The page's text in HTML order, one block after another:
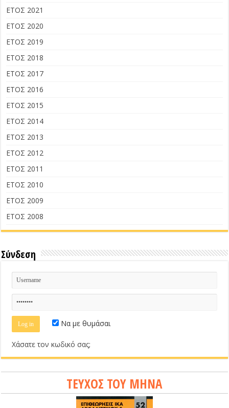
ΕΤΟΣ 2021
ΕΤΟΣ 2020
ΕΤΟΣ 2019
ΕΤΟΣ 2018
ΕΤΟΣ 2017
ΕΤΟΣ 2016
ΕΤΟΣ 2015
ΕΤΟΣ 2014
ΕΤΟΣ 2013
ΕΤΟΣ 2012
ΕΤΟΣ 2011
ΕΤΟΣ 2010
ΕΤΟΣ 2009
ΕΤΟΣ 2008
Σύνδεση
Να με θυμάσαι
Χάσατε τον κωδικό σας;
ΤΕΥΧΟΣ ΤΟΥ ΜΗΝΑ